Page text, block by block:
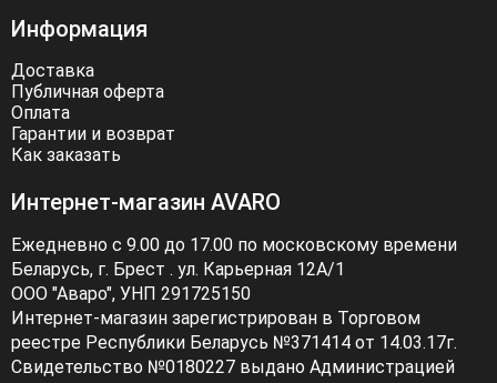
Информация
Доставка
Публичная оферта
Оплата
Гарантии и возврат
Как заказать
Интернет-магазин AVARO
Ежедневно с 9.00 до 17.00 по московскому времени
Беларусь, г. Брест . ул. Карьерная 12А/1
ООО "Аваро", УНП 291725150
Интернет-магазин зарегистрирован в Торговом
реестре Республики Беларусь №371414 от 14.03.17г.
Свидетельство №0180227 выдано Администрацией